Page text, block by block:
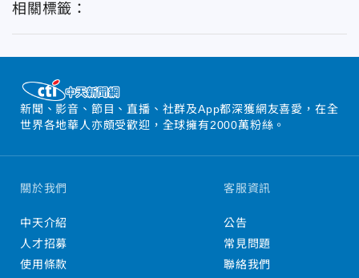
相關標籤：
新聞、影音、節目、直播、社群及App都深獲網友喜愛，在全
世界各地華人亦頗受歡迎，全球擁有2000萬粉絲。
關於我們
中天介紹
人才招募
使用條款
客服資訊
公告
常見問題
聯絡我們